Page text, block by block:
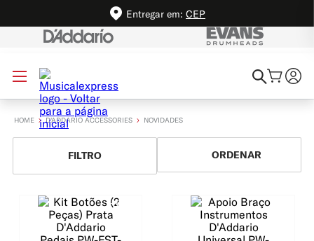
Entregar em: CEP
D'ADDARIO ACCESSORIES NOVIDADES
-16%